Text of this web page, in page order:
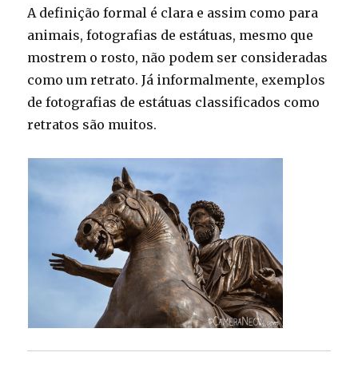
A definição formal é clara e assim como para
animais, fotografias de estátuas, mesmo que
mostrem o rosto, não podem ser consideradas
como um retrato. Já informalmente, exemplos
de fotografias de estátuas classificados como
retratos são muitos.